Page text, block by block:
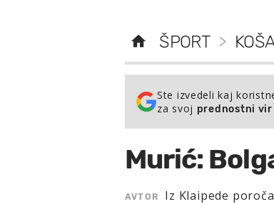
ŠPORT >
Ste izvedeli kaj
za svoj prednostni vir
Murić:
AVTOR Iz Klaipede